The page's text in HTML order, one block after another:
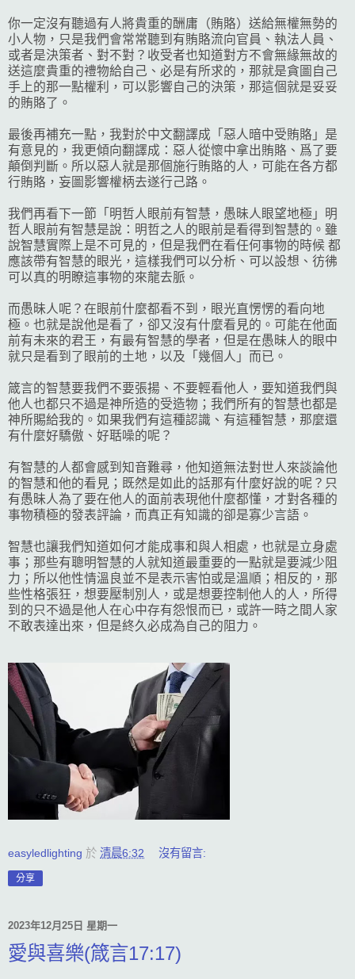
你一定沒有聽過有人將貴重的酬庸（賄賂）送給無權無勢的
小人物，只是我們會常常聽到有賄賂流向官員、執法人員、
或者是決策者、對不對？收受者也知道對方不會無緣無故的
送這麼貴重的禮物給自己、必是有所求的，那就是貪圖自己
手上的那一點權利，可以影響自己的決策，那這個就是妥妥
的賄賂了。
最後再補充一點，我對於中文翻譯成「惡人暗中受賄賂」是
有意見的，我更傾向翻譯成：惡人從懷中拿出賄賂、爲了要
顛倒判斷。所以惡人就是那個施行賄賂的人，可能在各方都
行賄賂，妄圖影響權柄去遂行己路。
我們再看下一節「明哲人眼前有智慧，愚昧人眼望地極」明
哲人眼前有智慧是說：明哲之人的眼前是看得到智慧的。雖
說智慧實際上是不可見的，但是我們在看任何事物的時候 都
應該帶有智慧的眼光，這樣我們可以分析、可以設想、彷彿
可以真的明瞭這事物的來龍去脈。
而愚昧人呢？在眼前什麼都看不到，眼光直愣愣的看向地
極。也就是說他是看了，卻又沒有什麼看見的。可能在他面
前有未來的君王，有最有智慧的學者，但是在愚昧人的眼中
就只是看到了眼前的土地，以及「幾個人」而已。
箴言的智慧要我們不要張揚、不要輕看他人，要知道我們與
他人也都只不過是神所造的受造物；我們所有的智慧也都是
神所賜給我的。如果我們有這種認識、有這種智慧，那麼還
有什麼好驕傲、好聒噪的呢？
有智慧的人都會感到知音難尋，他知道無法對世人來談論他
的智慧和他的看見；既然是如此的話那有什麼好說的呢？只
有愚昧人為了要在他人的面前表現他什麼都懂，才對各種的
事物積極的發表評論，而真正有知識的卻是寡少言語。
智慧也讓我們知道如何才能成事和與人相處，也就是立身處
事；那些有聰明智慧的人就知道最重要的一點就是要減少阻
力；所以他性情溫良並不是表示害怕或是溫順；相反的，那
些性格張狂，想要壓制別人，或是想要控制他人的人，所得
到的只不過是他人在心中存有怨恨而已，或許一時之間人家
不敢表達出來，但是終久必成為自己的阻力。
easyledlighting 於 清晨6:32 沒有留言:
分享
2023年12月25日 星期一
愛與喜樂(箴言17:17)